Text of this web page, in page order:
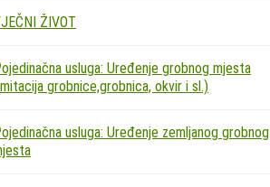
ŽIVOT
usluga: Uređenje grobnog mjesta
grobnice,grobnica, okvir i sl.)
usluga: Uređenje zemljanog grobnog